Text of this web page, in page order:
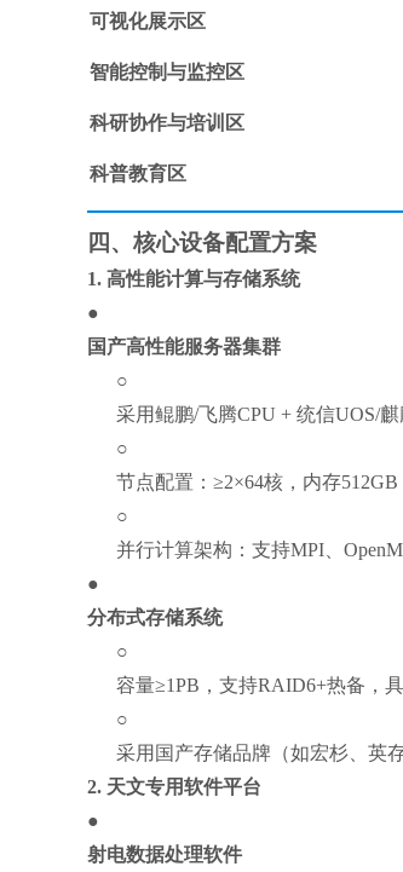
可视化展示区
智能控制与监控区
科研协作与培训区
科普教育区
四、核心设备配置方案
1. 高性能计算与存储系统
●
国产高性能服务器集群
○
采用鲲鹏/飞腾CPU + 统信UOS/麒
○
节点配置：≥2×64核，内存
○
并行计算架构：支持MPI、
●
分布式存储系统
○
容量≥1PB，支持RAID6+热备，
○
采用国产存储品牌（如宏杉、英
2. 天文专用软件平台
●
射电数据处理软件